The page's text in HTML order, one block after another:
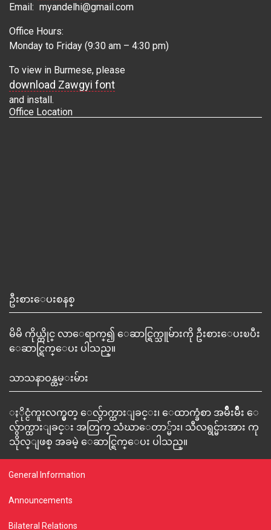
Email: myandelhi@gmail.com
Office Hours:
Monday to Friday (9:30 am – 4:30 pm)
To view in Burmese, please
download Zawgyi font
and install.
Office Location
ဦးစားေပးစနစ္
မိမိ ကိုယ္တိုင္ လာေရာက္၍ ေဆာင္ရြက္သူမ်ားကို ဦးစားေပးၿပီး
ေဆာင္ရြက္ေပး ပါသည္။
သာသနာဝန္ထမ္းမ်ား
ႏိုင္ငံကူးလက္မွတ္ ေလွ်ာက္ထားျခင္း၊ ေထာက္ခံစာ အမ်ိဳးမ်ိဳး ေ
လွ်ာက္ထားျခင္း အတြက္ သံဃာေတာ္မ်ား၊ သီလရွင္မ်ားအား ကု
သိုလ္ျဖစ္ အခမဲ့ ေဆာင္ရြက္ေပး ပါသည္။
General Information
Announcements
Bilateral Relations